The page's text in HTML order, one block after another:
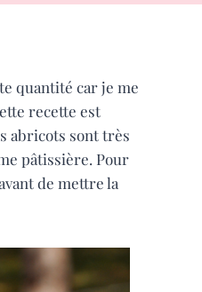
quantité car je me
recette est
abricots sont très
pâtissière. Pour
de mettre la